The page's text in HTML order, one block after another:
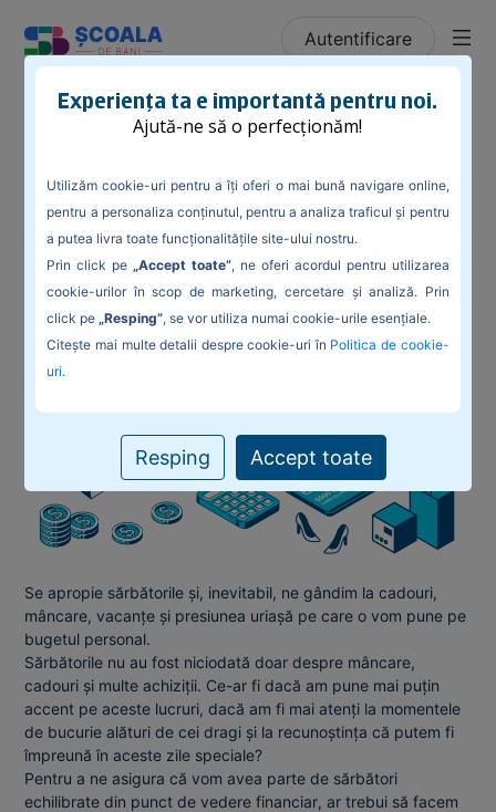
Autentificare
Blog / Cum ne pregătim bugetul de sărbători: între
planificare financiară și cumpărături impulsive
Cum ne pregătim bugetul de sărbători:
între planificare financiară și
cumpărături impulsive
Se apropie sărbătorile și, inevitabil, ne gândim la cadouri,
mâncare, vacanțe și presiunea uriașă pe care o vom pune pe
bugetul personal.
Sărbătorile nu au fost niciodată doar despre mâncare,
cadouri și multe achiziții. Ce-ar fi dacă am pune mai puțin
accent pe aceste lucruri, dacă am fi mai atenți la momentele
de bucurie alături de cei dragi și la recunoștința că putem fi
împreună în aceste zile speciale?
Pentru a ne asigura că vom avea parte de sărbători
echilibrate din punct de vedere financiar, ar trebui să facem
Experiența ta e importantă pentru noi.
Ajută-ne să o perfecționăm!
Utilizăm cookie-uri pentru a îți oferi o mai bună navigare online,
pentru a personaliza conținutul, pentru a analiza traficul și pentru
a putea livra toate funcționalitățile site-ului nostru.
Prin click pe
„Accept toate”, ne oferi acordul pentru utilizarea
cookie-urilor în scop de marketing, cercetare și analiză. Prin
click pe „Resping”, se vor utiliza numai cookie-urile esențiale.
Citește mai multe detalii despre cookie-uri în Politica de cookie-
uri.
Resping Accept toate